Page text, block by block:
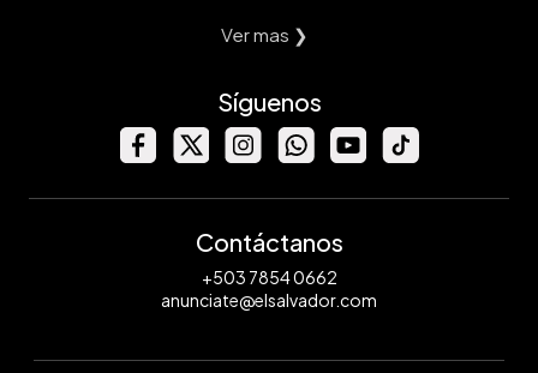
Ver mas ❯
Síguenos
Contáctanos
+503 7854 0662
anunciate@elsalvador.com